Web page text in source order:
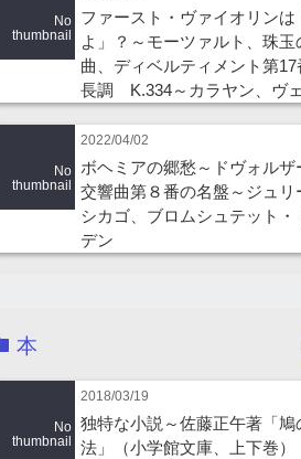
No
thumbnail
ファースト・ヴァイオリンは
よ」？～モーツァルト、珠玉
曲、ディベルティメント第
長調 K.334～カラヤン、ヴ
No
thumbnail
2022/04/02
ボヘミアの郷愁～ドヴォル
交響曲第８番の名盤～ジュリ
シカゴ、ブロムシュテット・
デン
本
No
thumbnail
2018/03/19
独特な小説～佐藤正午著「鳩
法」（小学館文庫、上下巻）